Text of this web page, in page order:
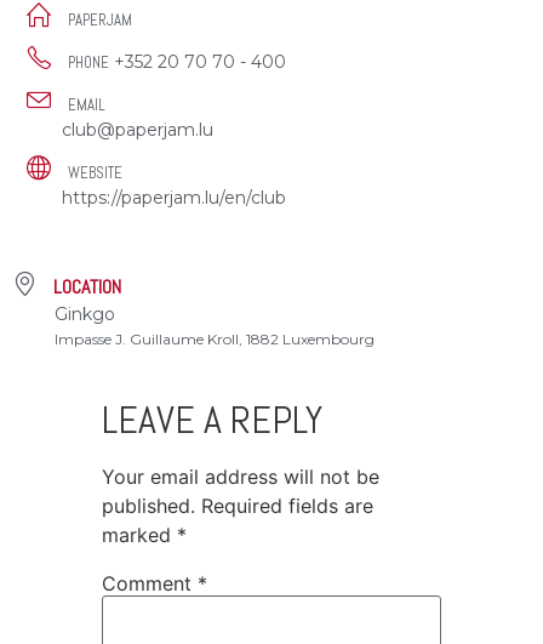
PAPERJAM
PHONE +352 20 70 70 - 400
EMAIL
club@paperjam.lu
WEBSITE
https://paperjam.lu/en/club
LOCATION
Ginkgo
Impasse J. Guillaume Kroll, 1882 Luxembourg
LEAVE A REPLY
Your email address will not be
published. Required fields are
marked *
Comment *